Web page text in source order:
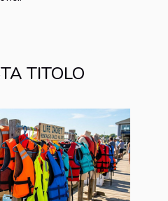
TITOLO